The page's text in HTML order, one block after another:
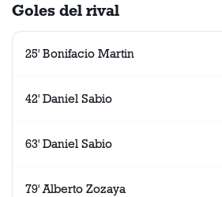
Goles del rival
25' Bonifacio Martin
42' Daniel Sabio
63' Daniel Sabio
79' Alberto Zozaya